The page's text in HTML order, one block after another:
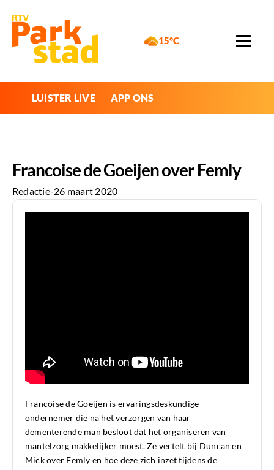
15°C
LUISTER LIVE APP ONS
Francoise de Goeijen over Femly
Redactie-26 maart 2020
Francoise de Goeijen is ervaringsdeskundige
ondernemer die na het verzorgen van haar
dementerende man besloot dat het organiseren van
mantelzorg makkelijker moest. Ze vertelt bij Duncan en
Mick over Femly en hoe deze zich inzet tijdens de